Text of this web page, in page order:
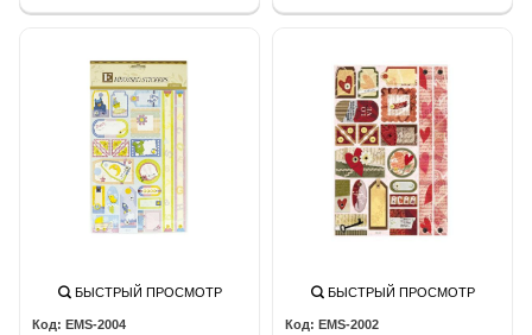
БЫСТРЫЙ ПРОСМОТР
EMS-2004
БЫСТРЫЙ ПРОСМОТР
EMS-2002